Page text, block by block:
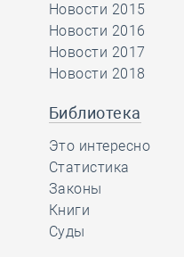
Новости 2015
Новости 2016
Новости 2017
Новости 2018
Библиотека
Это интересно
Статистика
Законы
Книги
Суды